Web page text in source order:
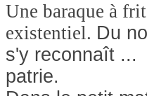
Une baraque à
existentiel. Du
s'y reconnaît ...
patrie.